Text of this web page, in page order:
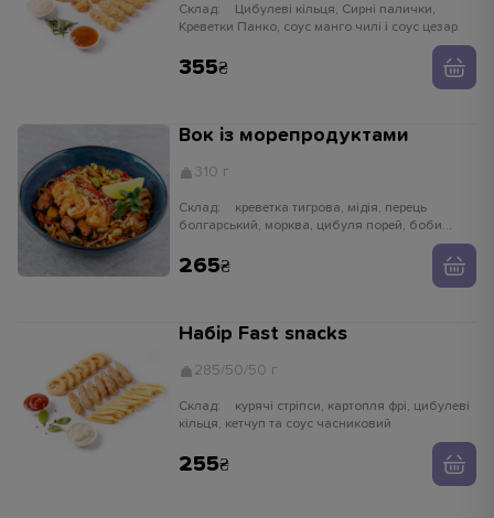
Склад:
Креветки Панко, соус манго чилі і соус цезар
355
Вок із морепродуктами
310 г
Склад:
болгарський, морква, цибуля порей, боби
устричний соус, кунжут білий, рисова локшина
265
Набір Fast snacks
285/50/50 г
Склад:
кільця, кетчуп та соус часниковий
255